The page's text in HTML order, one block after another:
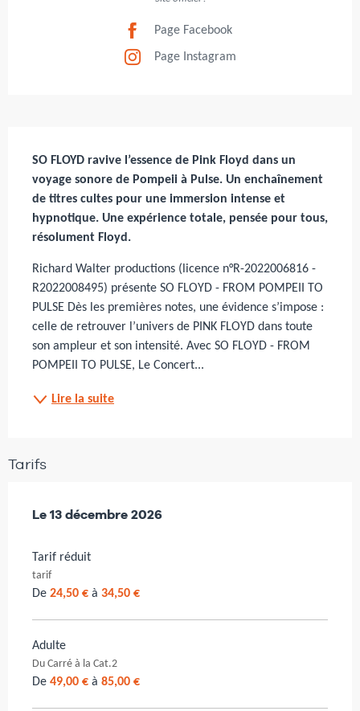
Page Facebook
Page Instagram
SO FLOYD ravive l’essence de Pink Floyd dans un
voyage sonore de Pompeii à Pulse. Un enchaînement
de titres cultes pour une immersion intense et
hypnotique. Une expérience totale, pensée pour tous,
résolument Floyd.
Richard Walter productions (licence n°R-2022006816 -
R2022008495) présente SO FLOYD - FROM POMPEII TO
PULSE Dès les premières notes, une évidence s’impose :
celle de retrouver l’univers de PINK FLOYD dans toute
son ampleur et son intensité. Avec SO FLOYD - FROM
POMPEII TO PULSE, Le Concert...
Lire la suite
Tarifs
Le 13 décembre 2026
Le 13 décembre 2026
Tarif réduit
tarif
De 24,50 € à 34,50 €
Adulte
Du Carré à la Cat.2
De 49,00 € à 85,00 €